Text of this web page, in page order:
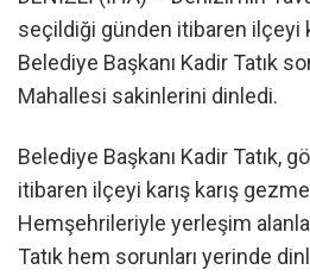
seçildiği günden itibaren ilçeyi
Belediye Başkanı Kadir Tatık
Mahallesi sakinlerini dinledi.
Belediye Başkanı Kadir Tatık,
itibaren ilçeyi karış karış
Hemşehrileriyle yerleşim
Tatık hem sorunları yerinde